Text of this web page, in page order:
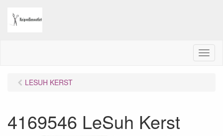
M
e
LESUH KERST
4169546 LeSuh Kerst